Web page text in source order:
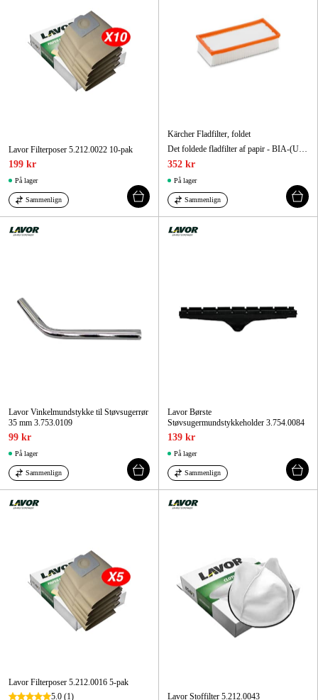
Lavor Filterposer 5.212.0022 10-pak
199 kr
På lager
Sammenlign
Kärcher Fladfilter, foldet
Det foldede fladfilter af papir - BIA-(U,S,G,C), støvkategori M - er velegnet til modellerne NT 65/2 Eco, NT 65/2 Eco Tc, NT 65/2 Eco Me.
352 kr
På lager
Sammenlign
Lavor Vinkelmundstykke til Støvsugerrør
35 mm 3.753.0109
99 kr
På lager
Sammenlign
Lavor Børste
Støvsugermundstykkeholder 3.754.0084
139 kr
På lager
Sammenlign
Lavor Filterposer 5.212.0016 5-pak
5.0 (1) Lavor Stoffilter 5.212.0043